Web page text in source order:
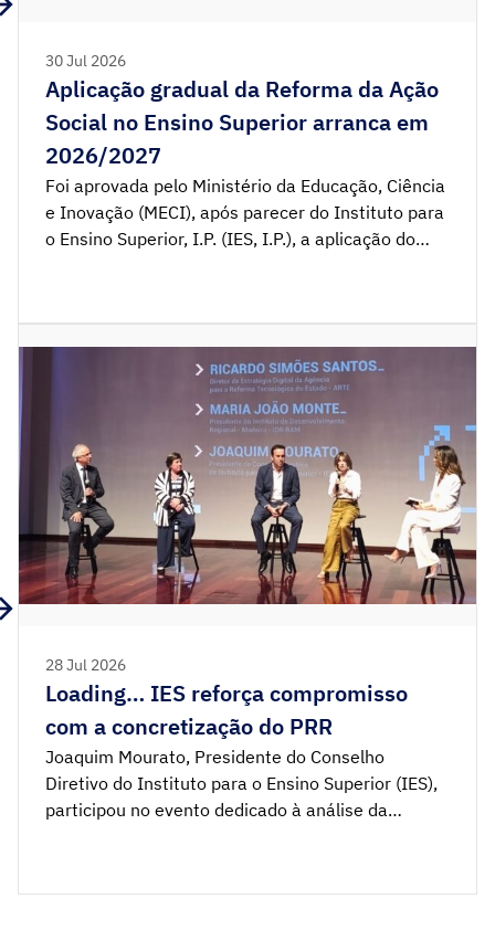
30 Jul 2026
Aplicação gradual da Reforma da Ação
Social no Ensino Superior arranca em
2026/2027
Foi aprovada pelo Ministério da Educação, Ciência
e Inovação (MECI), após parecer do Instituto para
o Ensino Superior, I.P. (IES, I.P.), a aplicação do
de 2026/2027, prevendo-se a sua
implementação integral em 2027/2028. A
decisão do faseamento decorre […]
28 Jul 2026
Loading… IES reforça compromisso
com a concretização do PRR
Joaquim Mourato, Presidente do Conselho
Diretivo do Instituto para o Ensino Superior (IES),
participou no evento dedicado à análise da
Fundação Champalimaud, em Lisboa, no dia 28 de